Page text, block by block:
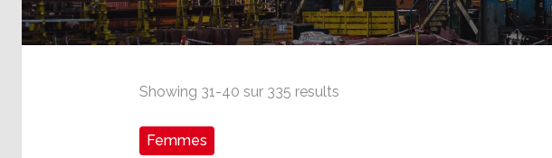
Showing 31-40 sur 335 results
Femmes